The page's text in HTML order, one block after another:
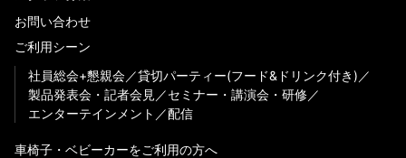
お問い合わせ
ご利用シーン
社員総会+懇親会
貸切パーティー(フード&ドリンク付き)
製品発表会・記者会見
セミナー・講演会・研修
エンターテインメント
配信
車椅子・ベビーカーをご利用の方へ